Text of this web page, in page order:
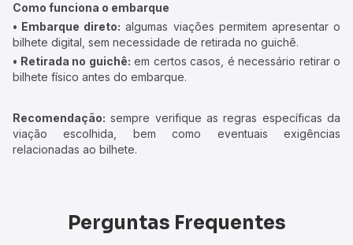
Como funciona o embarque
• Embarque direto: algumas viações permitem apresentar o
bilhete digital, sem necessidade de retirada no guichê.
• Retirada no guichê: em certos casos, é necessário retirar o
bilhete físico antes do embarque.
Recomendação: sempre verifique as regras específicas da
viação escolhida, bem como eventuais exigências
relacionadas ao bilhete.
Perguntas Frequentes